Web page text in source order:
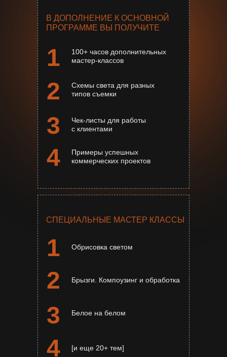
СПЕЦИАЛЬНЫЕ МАСТЕР КЛАССЫ
[и еще 20+ тем]
Белое на белом
В ДОПОЛНЕНИЕ К ОСНОВНОЙ
ПРОГРАММЕ ВЫ ПОЛУЧИТЕ
Чек-листы для работы
с клиентами
100+ часов дополнительных
мастер-классов
Обрисовка светом
Брызги. Компоузинг и обработка
Примеры успешных
коммерческих проектов
Схемы света для разных
типов съемки
4
1
2
3
1
4
2
3